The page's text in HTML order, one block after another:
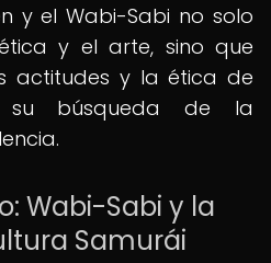
y el Wabi-Sabi no solo
y el arte, sino que
actitudes y la ética de
su búsqueda de la
Wabi-Sabi y la
Samurái